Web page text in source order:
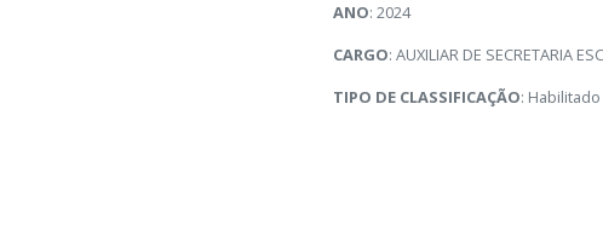
ANO: 2024
CARGO: AUXILIAR DE SECRETARIA
TIPO DE CLASSIFICAÇÃO: Habilitado